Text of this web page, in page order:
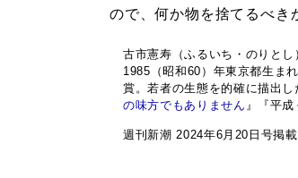
ので、何か物を捨てるべき
古市憲寿（ふるいち・のりとし
1985（昭和60）年東京都生ま
賞。若者の生態を的確に描出
の味方でもありません 』『平
週刊新潮 2024年6月20日号掲載